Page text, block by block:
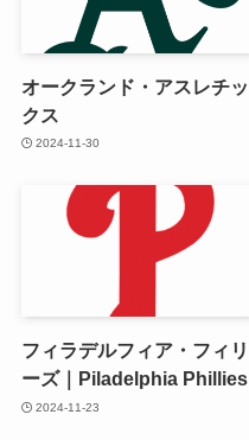
オークランド・アスレチッ
クス
2024-11-30
フィラデルフィア・フィリ
ーズ｜Piladelphia Phillies
2024-11-23